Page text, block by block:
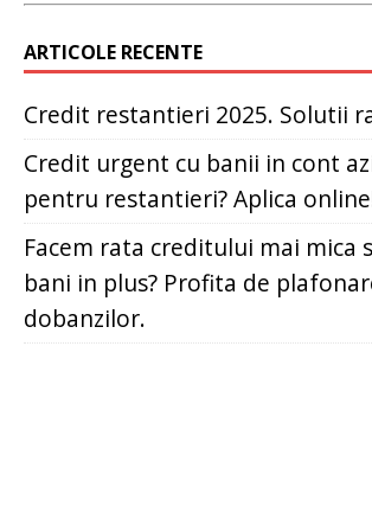
ARTICOLE RECENTE
Credit restantieri 2025. Solutii
Credit urgent cu banii in cont
pentru restantieri? Aplica
Facem rata creditului mai mica
bani in plus? Profita de
dobanzilor.